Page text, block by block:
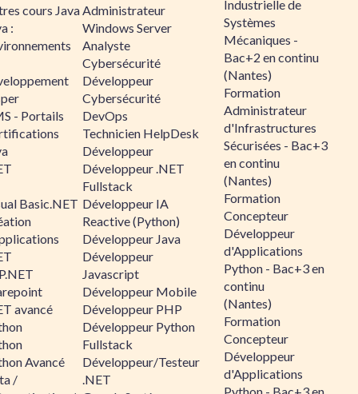
cours Java
:
- Portails
Basic.NET
avancé
Avancé
/
Administrateur
Windows Server
Analyste
Cybersécurité
Développeur
Cybersécurité
DevOps
Technicien HelpDesk
Développeur
Développeur .NET
Fullstack
Développeur IA
Reactive (Python)
Développeur Java
Développeur
Javascript
Développeur Mobile
Développeur PHP
Développeur Python
Fullstack
Développeur/Testeur
.NET
Industrielle de
Systèmes
Mécaniques -
Bac+2 en continu
(Nantes)
Formation
Administrateur
d'Infrastructures
Sécurisées - Bac+3
en continu
(Nantes)
Formation
Concepteur
Développeur
d'Applications
Python - Bac+3 en
continu
(Nantes)
Formation
Concepteur
Développeur
d'Applications